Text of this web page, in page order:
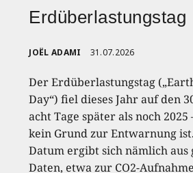
Erdüberlastungstag
JOËL ADAMI 31.07.2026
Der Erdüberlastungstag
Day“) fiel dieses Jahr auf den
acht Tage später als noch 2025
kein Grund zur Entwarnung
Datum ergibt sich nämlich aus
Daten, etwa zur CO2-